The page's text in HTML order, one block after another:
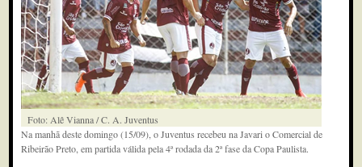
Foto: Alê Vianna / C. A. Juventus
Na manhã deste domingo (15/09), o Juventus recebeu na Javari o Comercial de
Ribeirão Preto, em partida válida pela 4ª rodada da 2ª fase da Copa Paulista.